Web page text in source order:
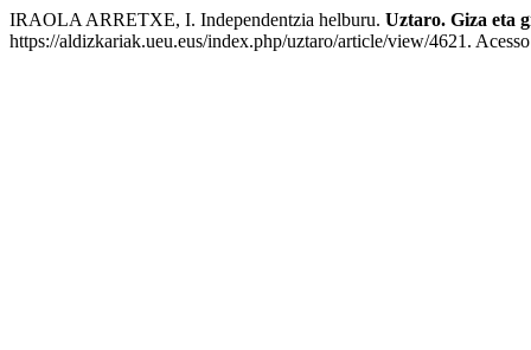
IRAOLA ARRETXE, I. Independentzia helburu. Uztaro. Giza eta
https://aldizkariak.ueu.eus/index.php/uztaro/article/view/4621.